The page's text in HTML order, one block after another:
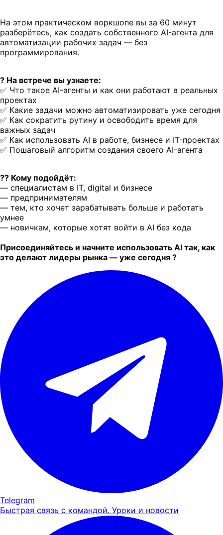
На этом практическом воркшопе вы за 60 минут
разберётесь, как создать собственного AI-агента для
автоматизации рабочих задач — без
программирования.
? На встрече вы узнаете:
✅ Что такое AI-агенты и как они работают в реальных
проектах
✅ Какие задачи можно автоматизировать уже сегодня
✅ Как сократить рутину и освободить время для
важных задач
✅ Как использовать AI в работе, бизнесе и IT-проектах
✅ Пошаговый алгоритм создания своего AI-агента
?‍? Кому подойдёт:
— специалистам в IT, digital и бизнесе
— предпринимателям
— тем, кто хочет зарабатывать больше и работать
умнее
— новичкам, которые хотят войти в AI без кода
Присоединяйтесь и начните использовать AI так, как
это делают лидеры рынка — уже сегодня ?
Telegram
Быстрая связь с командой. Уроки и новости